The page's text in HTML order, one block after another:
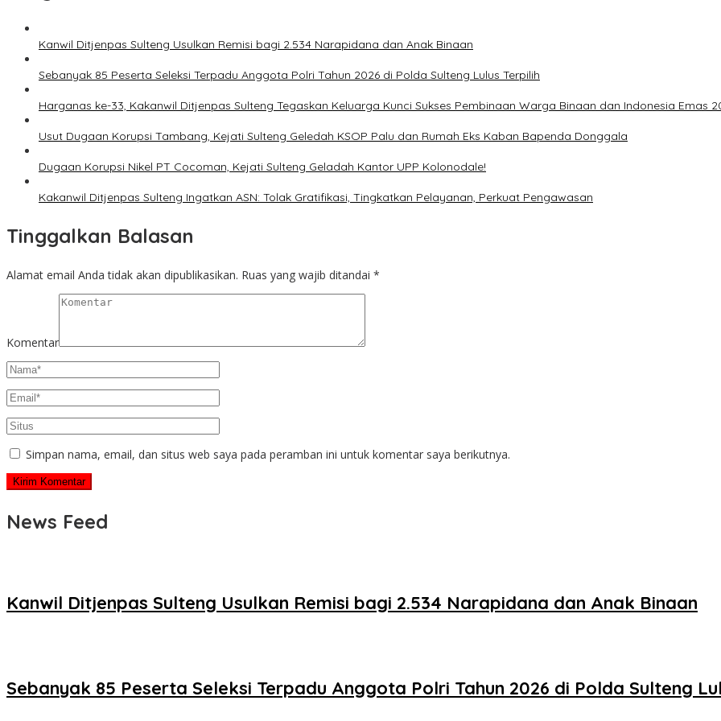
Kanwil Ditjenpas Sulteng Usulkan Remisi bagi 2.534 Narapidana dan Anak Binaan
Sebanyak 85 Peserta Seleksi Terpadu Anggota Polri Tahun 2026 di Polda Sulteng Lulus Terpilih
Harganas ke-33, Kakanwil Ditjenpas Sulteng Tegaskan Keluarga Kunci Sukses Pembinaan Warga Binaan dan Indonesia Emas
Usut Dugaan Korupsi Tambang, Kejati Sulteng Geledah KSOP Palu dan Rumah Eks Kaban Bapenda Donggala
Dugaan Korupsi Nikel PT Cocoman, Kejati Sulteng Geladah Kantor UPP Kolonodale!
Kakanwil Ditjenpas Sulteng Ingatkan ASN: Tolak Gratifikasi, Tingkatkan Pelayanan, Perkuat Pengawasan
Tinggalkan Balasan
Alamat email Anda tidak akan dipublikasikan. Ruas yang wajib ditandai *
Komentar
Simpan nama, email, dan situs web saya pada peramban ini untuk komentar saya berikutnya.
News Feed
Kanwil Ditjenpas Sulteng Usulkan Remisi bagi 2.534 Narapidana dan Anak Binaan
Sebanyak 85 Peserta Seleksi Terpadu Anggota Polri Tahun 2026 di Polda Sulteng